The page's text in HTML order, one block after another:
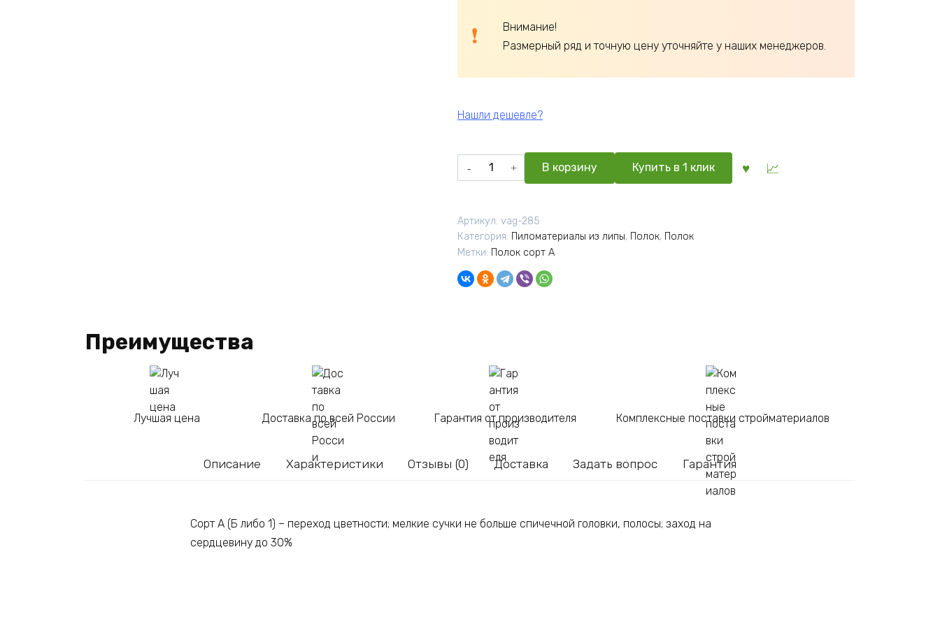
Внимание!
Размерный ряд и точную цену уточняйте у наших менеджеров.
Нашли дешевле?
Количество
товара
сорт
А
В корзину Купить в 1 клик
Артикул: vag-285
Категория: Пиломатериалы из липы, Полок, Полок
Метки: Полок сорт А
Преимущества
Лучшая цена Доставка по всей России Гарантия от производителя Комплексные поставки стройматериалов
Описание Характеристики Отзывы (0) Доставка Задать вопрос Гарантия
Сорт А (Б либо 1) – переход цветности; мелкие сучки не больше спичечной головки, полосы; заход на
сердцевину до 30%